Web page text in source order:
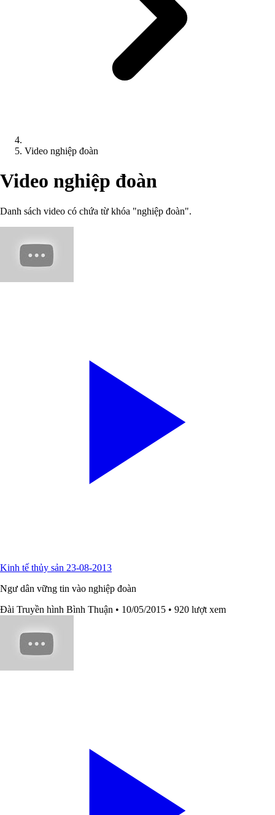
Video nghiệp đoàn
Video nghiệp đoàn
Danh sách video có chứa từ khóa "nghiệp đoàn".
Kinh tế thủy sản 23-08-2013
Ngư dân vững tin vào nghiệp đoàn
Đài Truyền hình Bình Thuận • 10/05/2015 • 920 lượt xem